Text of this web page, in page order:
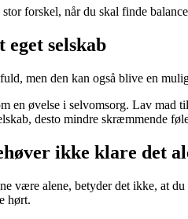
forskel, når du skal finde
selskab
men den kan også blive en
en øvelse i selvomsorg. Lav mad
desto mindre skræmmende
ikke klare det
være alene, betyder det ikke, at
hørt.